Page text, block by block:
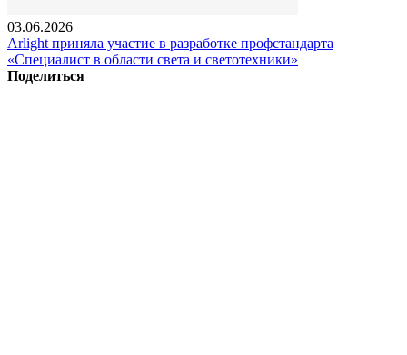
03.06.2026
Arlight приняла участие в разработке профстандарта
«Специалист в области света и светотехники»
Поделиться